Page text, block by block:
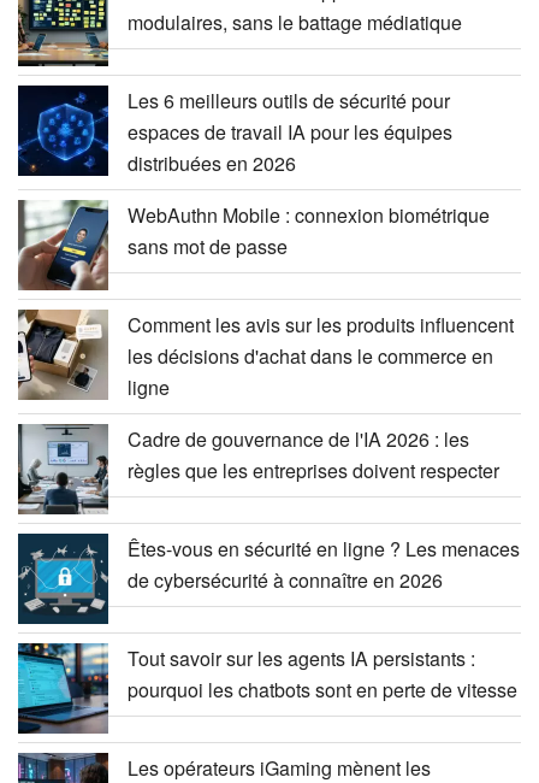
modulaires, sans le battage médiatique
Les 6 meilleurs outils de sécurité pour
espaces de travail IA pour les équipes
distribuées en 2026
WebAuthn Mobile : connexion biométrique
sans mot de passe
Comment les avis sur les produits influencent
les décisions d'achat dans le commerce en
ligne
Cadre de gouvernance de l'IA 2026 : les
règles que les entreprises doivent respecter
Êtes-vous en sécurité en ligne ? Les menaces
de cybersécurité à connaître en 2026
Tout savoir sur les agents IA persistants :
pourquoi les chatbots sont en perte de vitesse
Les opérateurs iGaming mènent les